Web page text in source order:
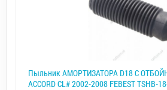
Пыльник АМОРТИЗАТОРА D18 С
ACCORD CL# 2002-2008 FEBEST TSHB-